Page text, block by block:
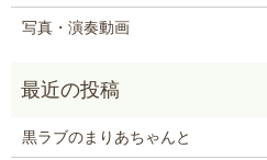
写真・演奏動画
黒ラブのまりあちゃんと